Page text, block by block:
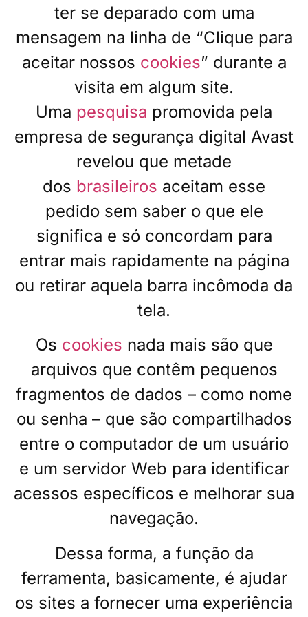
ter se deparado com uma
mensagem na linha de “Clique para
aceitar nossos cookies” durante a
visita em algum site.
Uma pesquisa promovida pela
empresa de segurança digital Avast
revelou que metade
dos brasileiros aceitam esse
pedido sem saber o que ele
significa e só concordam para
entrar mais rapidamente na página
ou retirar aquela barra incômoda da
tela.
Os cookies nada mais são que
arquivos que contêm pequenos
fragmentos de dados – como nome
ou senha – que são compartilhados
entre o computador de um usuário
e um servidor Web para identificar
acessos específicos e melhorar sua
navegação.
Dessa forma, a função da
ferramenta, basicamente, é ajudar
os sites a fornecer uma experiência